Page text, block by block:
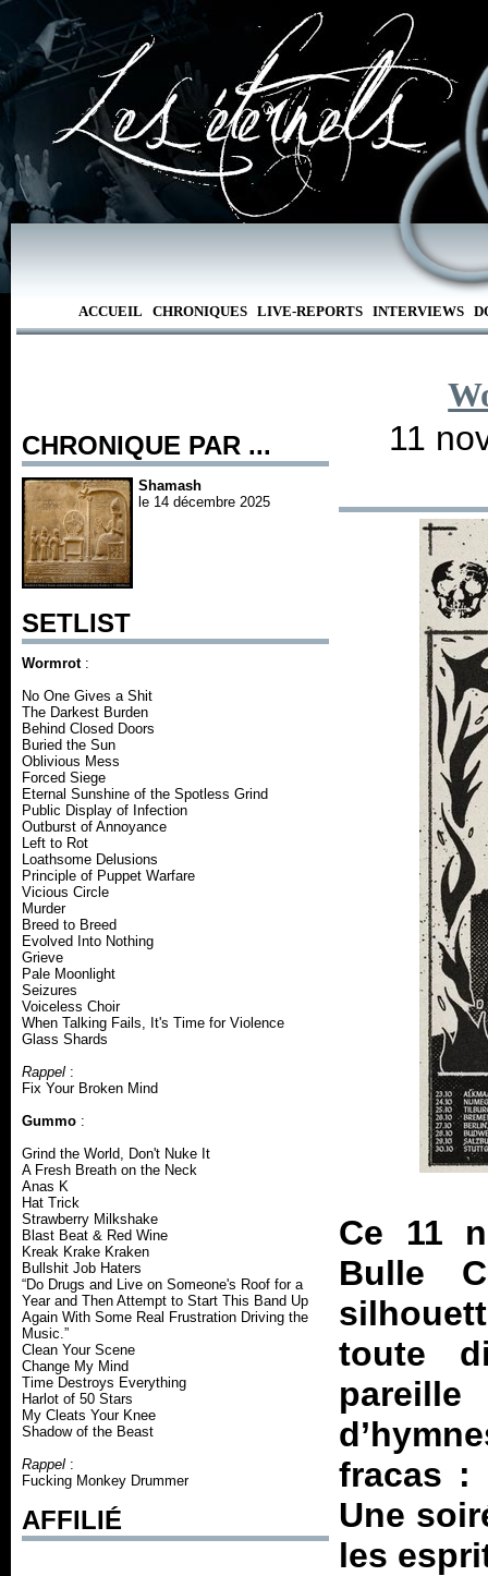
ACCUEIL CHRONIQUES LIVE-REPORTS INTERVIEWS
CHRONIQUE PAR ...
Shamash
le 14 décembre 2025
SETLIST
Wormrot:
No One Gives a Shit
The Darkest Burden
Behind Closed Doors
Buried the Sun
Oblivious Mess
Forced Siege
Eternal Sunshine of the Spotless Grind
Public Display of Infection
Outburst of Annoyance
Left to Rot
Loathsome Delusions
Principle of Puppet Warfare
Vicious Circle
Murder
Breed to Breed
Evolved Into Nothing
Grieve
Pale Moonlight
Seizures
Voiceless Choir
When Talking Fails, It's Time for Violence
Glass Shards
Rappel :
Fix Your Broken Mind
Gummo :
Grind the World, Don't Nuke It
A Fresh Breath on the Neck
Anas K
Hat Trick
Strawberry Milkshake
Blast Beat & Red Wine
Kreak Krake Kraken
Bullshit Job Haters
“Do Drugs and Live on Someone's Roof for a
Year and Then Attempt to Start This Band Up
Again With Some Real Frustration Driving the
Music.”
Clean Your Scene
Change My Mind
Time Destroys Everything
Harlot of 50 Stars
My Cleats Your Knee
Shadow of the Beast
Rappel :
Fucking Monkey Drummer
AFFILIÉ
11
Ce 11
Bulle
toute
fracas :
Une
les